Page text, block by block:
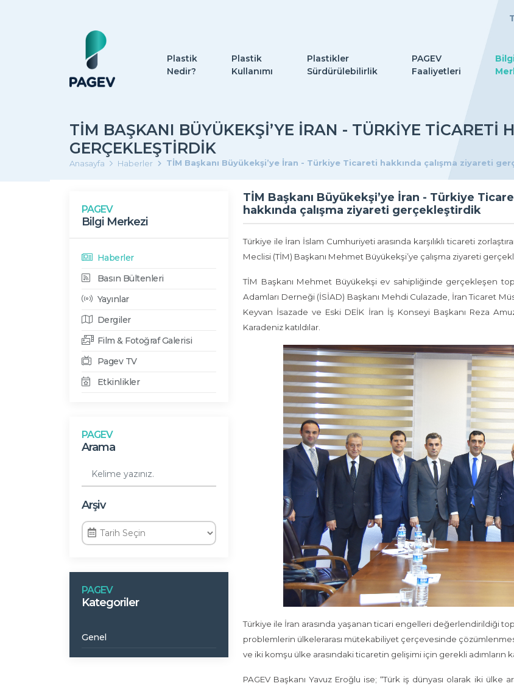
Plastik
Nedir?
Plastik
Kullanımı
Plastikler
Sürdürülebilirlik
PAGEV
Faaliyetleri
TİM BAŞKANI BÜYÜKEKŞI’YE İRAN - TÜRKIYE TICARETI
GERÇEKLEŞTIRDIK
Anasayfa Haberler TİM Başkanı Büyükekşi’ye İran - Türkiye Ticareti hakkında çalışma ziyareti
PAGEV
Bilgi Merkezi
Haberler
Basın Bültenleri
Yayınlar
Dergiler
Film & Fotoğraf Galerisi
Pagev TV
Etkinlikler
PAGEV
Arama
Arşiv
PAGEV
Kategoriler
Genel
TİM Başkanı Büyükekşi’ye İran - Türkiye
hakkında çalışma ziyareti gerçekleştirdik
Türkiye ile İran İslam Cumhuriyeti arasında karşılıklı ticareti
Meclisi (TİM) Başkanı Mehmet Büyükekşi’ye çalışma ziyareti
TİM Başkanı Mehmet Büyükekşi ev sahipliğinde gerçekleşen
Adamları Derneği (İSİAD) Başkanı Mehdi Culazade, İran Ticaret
Keyvan İsazade ve Eski DEİK İran İş Konseyi Başkanı Reza
Karadeniz katıldılar.
Türkiye ile İran arasında yaşanan ticari engelleri değerlendirildiği
problemlerin ülkelerarası mütekabiliyet çerçevesinde
ve iki komşu ülke arasındaki ticaretin gelişimi için gerekli adımların
PAGEV Başkanı Yavuz Eroğlu ise; “Türk iş dünyası olarak iki